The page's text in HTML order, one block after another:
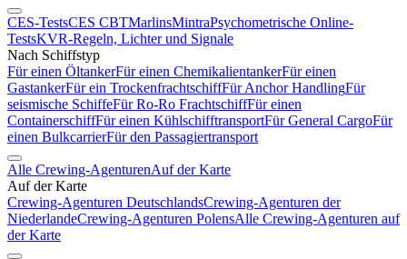
CES-TestsCES CBTMarlinsMintraPsychometrische Online-
TestsKVR-Regeln, Lichter und Signale
Nach Schiffstyp
Für einen ÖltankerFür einen ChemikalientankerFür einen
GastankerFür ein TrockenfrachtschiffFür Anchor HandlingFür
seismische SchiffeFür Ro-Ro FrachtschiffFür einen
ContainerschiffFür einen KühlschifftransportFür General CargoFür
einen BulkcarrierFür den Passagiertransport
Alle Crewing-AgenturenAuf der Karte
Auf der Karte
Crewing-Agenturen DeutschlandsCrewing-Agenturen der
NiederlandeCrewing-Agenturen PolensAlle Crewing-Agenturen auf
der Karte